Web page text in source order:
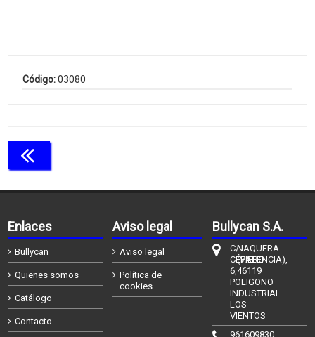
Código:03080
Enlaces
Bullycan
Quienes somos
Catálogo
Contacto
Aviso legal
Aviso legal
Política de
cookies
Bullycan S.A.
C/
CÉFIERO
6,
POLIGONO
INDUSTRIAL
LOS
VIENTOS
NAQUERA
(VALENCIA),
46119
961609830